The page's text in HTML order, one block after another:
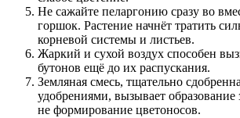
Не сажайте пеларгонию сразу во
горшок. Растение начнёт тратить
корневой системы и листьев.
Жаркий и сухой воздух способен
бутонов ещё до их распускания.
Земляная смесь, тщательно
удобрениями, вызывает
не формирование цветоносов.